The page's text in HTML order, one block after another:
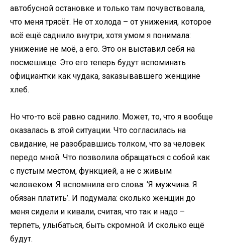
автобусной остановке и только там почувствовала,
что меня трясёт. Не от холода – от унижения, которое
всё ещё саднило внутри, хотя умом я понимала:
унижение не моё, а его. Это он выставил себя на
посмешище. Это его теперь будут вспоминать
официантки как чудака, заказывавшего женщине
хлеб.
Но что-то всё равно саднило. Может, то, что я вообще
оказалась в этой ситуации. Что согласилась на
свидание, не разобравшись толком, что за человек
передо мной. Что позволила обращаться с собой как
с пустым местом, функцией, а не с живым
человеком. Я вспомнила его слова: ‘Я мужчина. Я
обязан платить’. И подумала: сколько женщин до
меня сидели и кивали, считая, что так и надо –
терпеть, улыбаться, быть скромной. И сколько ещё
будут.